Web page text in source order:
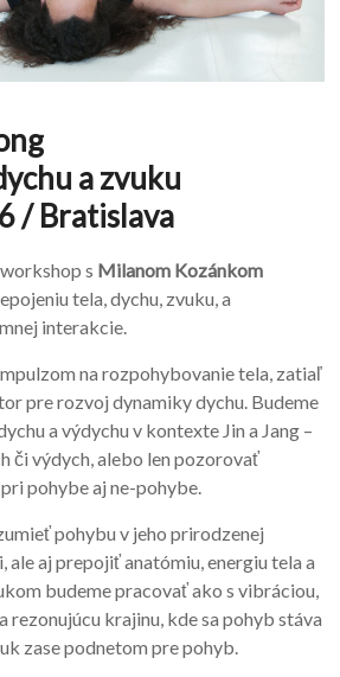
a zvuku
/ Bratislava
s Milanom Kozánkom
tela, dychu, zvuku, a
interakcie.
na rozpohybovanie tela, zatiaľ
pre rozvoj dynamiky dychu. Budeme
a výdychu v kontexte Jin a Jang –
či výdych, alebo len pozorovať
pohybe aj ne-pohybe.
pohybu v jeho prirodzenej
ale aj prepojiť anatómiu, energiu tela a
budeme pracovať ako s vibráciou,
rezonujúcu krajinu, kde sa pohyb stáva
zase podnetom pre pohyb.